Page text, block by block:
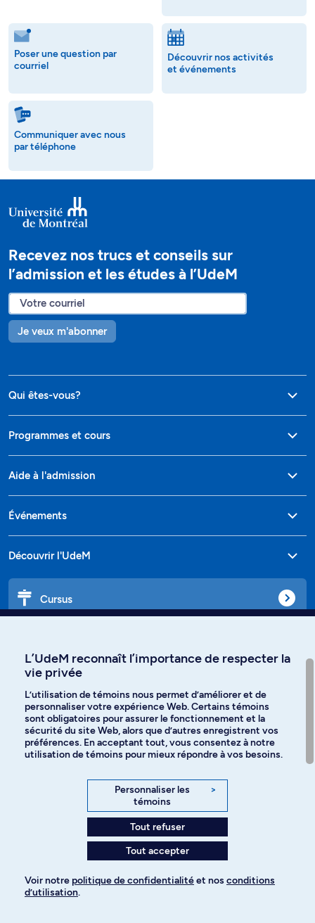
Poser une question par
courriel
Découvrir nos activités
et événements
Communiquer avec nous
par téléphone
Recevez nos trucs et conseils sur
l’admission et les études à l’UdeM
Je veux m'abonner
Qui êtes-vous?
Programmes et cours
Aide à l'admission
Événements
Découvrir l'UdeM
Cursus
Langues
Facebook Instagram
YouTube
Politique de confidentialité
L’UdeM reconnaît l’importance de respecter la
vie privée
L’utilisation de témoins nous permet d’améliorer et de
personnaliser votre expérience Web. Certains témoins
sont obligatoires pour assurer le fonctionnement et la
sécurité du site Web, alors que d’autres enregistrent vos
préférences. En acceptant tout, vous consentez à notre
utilisation de témoins pour mieux répondre à vos besoins.
Personnaliser les
témoins
>
Tout refuser
Tout accepter
Voir notre politique de confidentialitéet nos conditions
d’utilisation.